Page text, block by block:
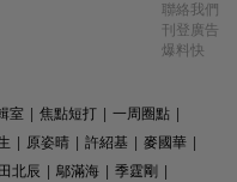
聯絡我們
刊登廣告
爆料快
室 焦點短打 一周圈點
原姿晴 許紹基 麥國華
田北辰 鄔滿海 季霆剛